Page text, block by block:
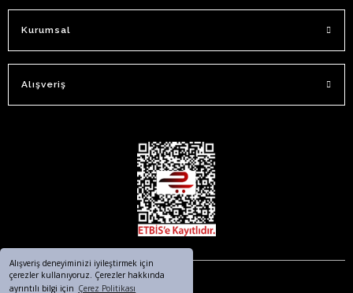
Alışveriş deneyiminizi iyileştirmek için
çerezler kullanıyoruz. Çerezler hakkında
ayrıntılı bilgi için Çerez Politikası
Kurumsal
Alışveriş